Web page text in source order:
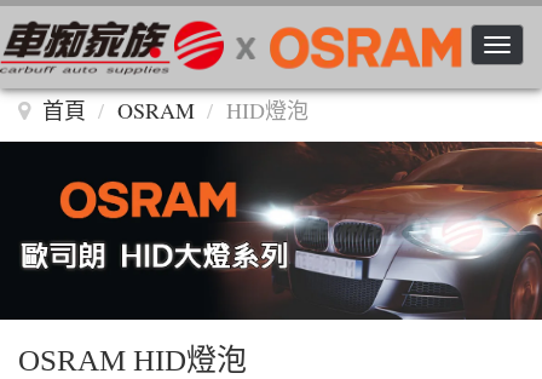
Toggle
首頁 OSRAM HID燈泡
OSRAM HID燈泡